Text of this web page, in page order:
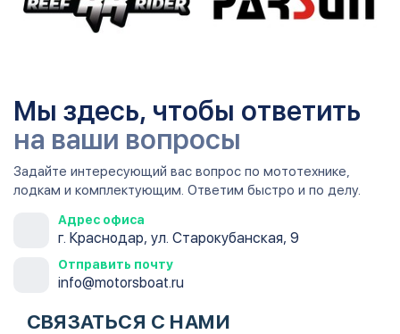
Мы здесь, чтобы ответить
на ваши вопросы
Задайте интересующий вас вопрос по мототехнике,
лодкам и комплектующим. Ответим быстро и по делу.
Адрес офиса
г. Краснодар, ул. Старокубанская, 9
Отправить почту
info@motorsboat.ru
СВЯЗАТЬСЯ С НАМИ